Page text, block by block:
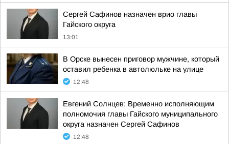
Сергей Сафинов назначен врио главы
Гайского округа
13:01
В Орске вынесен приговор мужчине, который
оставил ребенка в автолюльке на улице
12:48
Евгений Солнцев: Временно исполняющим
полномочия главы Гайского муниципального
округа назначен Сергей Сафинов
12:48